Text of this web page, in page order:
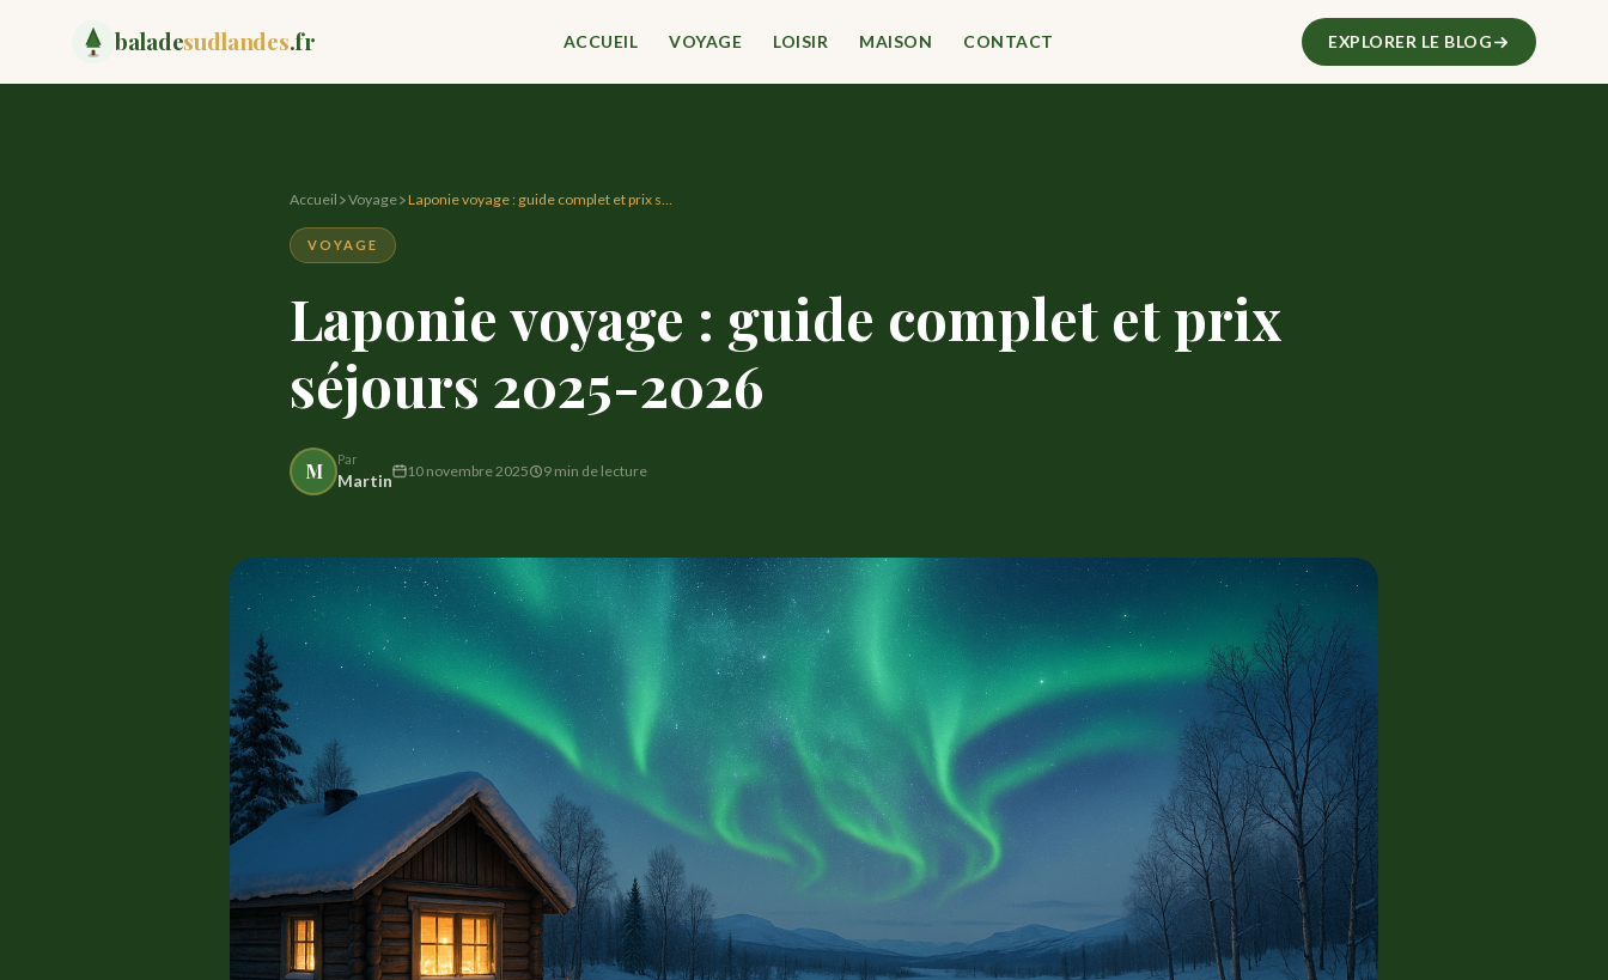
baladesudlandes.fr ACCUEIL VOYAGE LOISIR MAISON CONTACT EXPLORER LE BLOG
Accueil Voyage Laponie voyage : guide complet et prix s…
VOYAGE
Laponie voyage : guide complet et prix
séjours 2025-2026
M Par
Martin 10 novembre 2025 9 min de lecture